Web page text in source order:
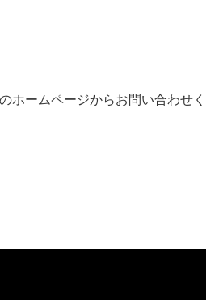
ホームページからお問い合わせく